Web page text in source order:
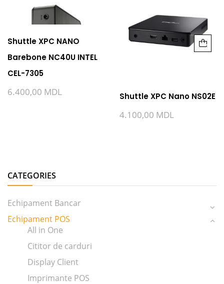
CATEGORIES
Echipament Bancar
Echipament POS
All in One
Cititor de carduri
Display Client
Imprimante POS
Shuttle XPC NANO
Barebone NC40U INTEL
CEL-7305
6.400,00 MDL Shuttle XPC Nano NS02E
4.100,00 MDL